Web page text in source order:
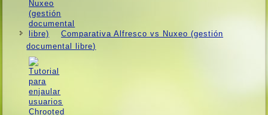
Comparativa Alfresco vs Nuxeo (gestión
documental libre)